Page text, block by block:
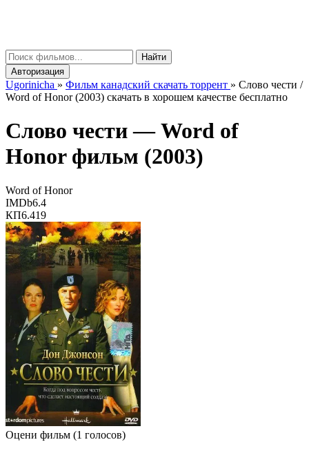
Найти
Авторизация
Ugorinicha » Фильм канадский скачать торрент » Слово чести /
Word of Honor (2003) скачать в хорошем качестве бесплатно
Слово чести —Word of
Honorфильм (2003)
Word of Honor
IMDb6.4
КП6.419
Оцени фильм (1 голосов)